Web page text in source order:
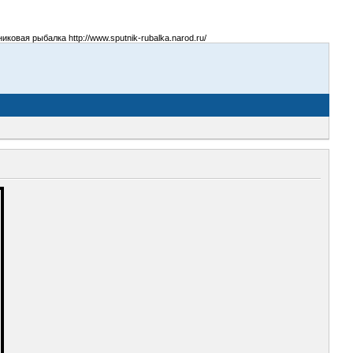
рыбалка http://www.sputnik-rubalka.narod.ru/